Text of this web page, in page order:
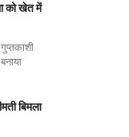
को खेत में
बिमला